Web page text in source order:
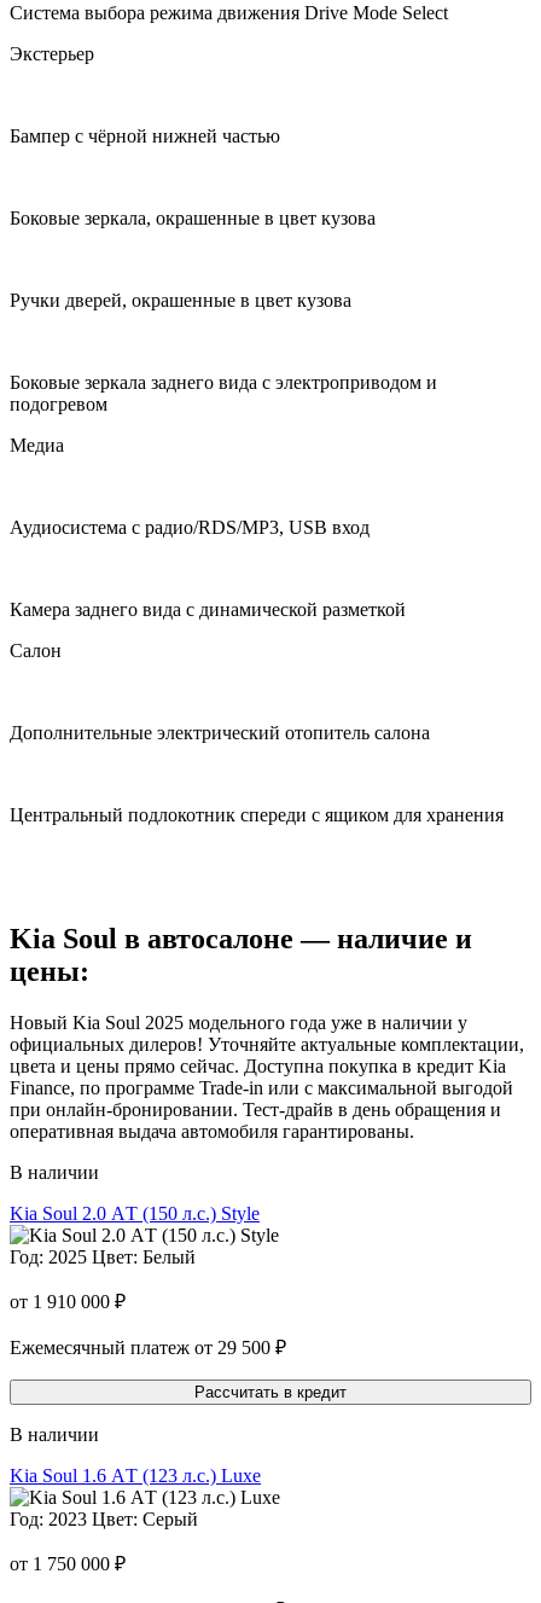
Система выбора режима движения Drive Mode Select
Экстерьер
Бампер с чёрной нижней частью
Боковые зеркала, окрашенные в цвет кузова
Ручки дверей, окрашенные в цвет кузова
Боковые зеркала заднего вида с электроприводом и
подогревом
Медиа
Аудиосистема с радио/RDS/MP3, USB вход
Камера заднего вида с динамической разметкой
Салон
Дополнительные электрический отопитель салона
Центральный подлокотник спереди с ящиком для хранения
Kia Soul в автосалоне — наличие и
цены:
Новый Kia Soul 2025 модельного года уже в наличии у
официальных дилеров! Уточняйте актуальные комплектации,
цвета и цены прямо сейчас. Доступна покупка в кредит Kia
Finance, по программе Trade-in или с максимальной выгодой
при онлайн-бронировании. Тест-драйв в день обращения и
оперативная выдача автомобиля гарантированы.
В наличии
Kia Soul 2.0 АT (150 л.с.) Style
Год: 2025 Цвет: Белый
от 1 910 000 ₽
Ежемесячный платеж от 29 500 ₽
Рассчитать в кредит
В наличии
Kia Soul 1.6 АT (123 л.с.) Luxe
Год: 2023 Цвет: Серый
от 1 750 000 ₽